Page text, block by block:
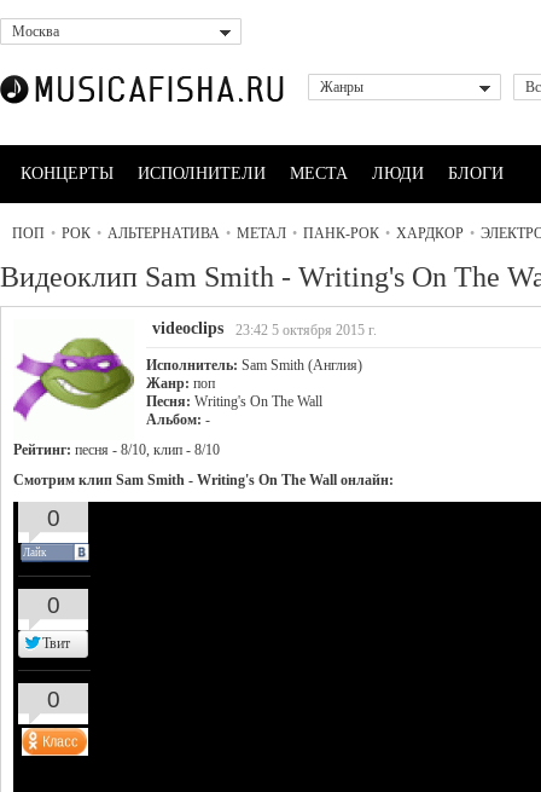
Москва
Жанры
КОНЦЕРТЫ ИСПОЛНИТЕЛИ МЕСТА ЛЮДИ БЛОГИ
ПОП • РОК • АЛЬТЕРНАТИВА • МЕТАЛ • ПАНК-РОК • ХАРДКОР •
Видеоклип Sam Smith - Writing's On The
videoclips 23:42 5 октября 2015 г.
Исполнитель: Sam Smith (Англия)
Жанр: поп
Песня: Writing's On The Wall
Альбом: -
Рейтинг: песня - 8/10, клип - 8/10
Смотрим клип Sam Smith - Writing's On The Wall онлайн:
0
Лайк
0
Твит
0